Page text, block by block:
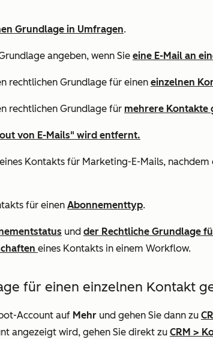
Grundlage in Umfragen.
angeben, wenn Sie eine E-Mail an
rechtlichen Grundlage für einen einzelnen
rechtlichen Grundlage für mehrere Kontakte
von E-Mails" wird entfernt.
eines Kontakts für Marketing-E-Mails,
für einen Abonnementtyp.
und der Rechtliche Grundlage
eines Kontakts in einem Workflow.
für einen einzelnen Kontakt
Account auf Mehr und gehen Sie dann zu
angezeigt wird, gehen Sie direkt zu CRM >